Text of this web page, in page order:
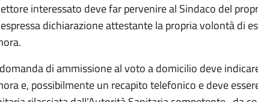
interessato deve far pervenire al Sindaco del
dichiarazione attestante la propria volontà di
di ammissione al voto a domicilio deve
e, possibilmente un recapito telefonico e deve